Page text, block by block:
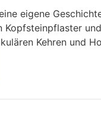
eigene
Kopfsteinpflaster
Kehren und